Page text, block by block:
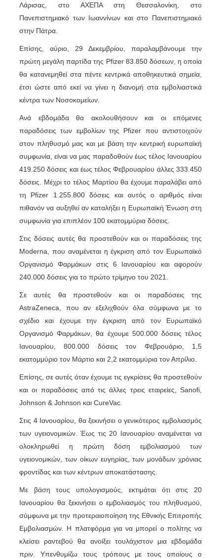
Λάρισας, στο ΑΧΕΠΑ στη Θεσσαλονίκη, στο
Πανεπιστημιακό των Ιωαννίνων και στο Πανεπιστημιακό
στην Πάτρα.
Επίσης, αύριο, 29 Δεκεμβρίου, παραλαμβάνουμε την
πρώτη μεγάλη παρτίδα της Pfizer 83.850 δόσεων, η οποία
θα κατανεμηθεί στα πέντε κεντρικά αποθηκευτικά σημεία,
έτσι ώστε από εκεί να γίνει η διανομή στα εμβολιαστικά
κέντρα των Νοσοκομείων.
Ανά εβδομάδα θα ακολουθήσουν και οι επόμενες
παραδόσεις των εμβολίων της Pfizer που αντιστοιχούν
στον πληθυσμό μας και με βάση την κεντρική ευρωπαϊκή
συμφωνία, είναι να μας παραδοθούν έως τέλος Ιανουαρίου
419.250 δόσεις και έως τέλος Φεβρουαρίου άλλες 333.450
δόσεις. Μέχρι το τέλος Μαρτίου θα έχουμε παραλάβει από
τη Pfizer 1.255.800 δόσεις και αυτός ο αριθμός είναι
πιθανόν να αυξηθεί αν καταλήξει η Ευρωπαϊκή Ένωση στη
συμφωνία για επιπλέον 100 εκατομμύρια δόσεις.
Στις δόσεις αυτές θα προστεθούν και οι παραδόσεις της
Moderna, που αναμένεται η έγκριση από τον Ευρωπαϊκό
Οργανισμό Φαρμάκων στις 6 Ιανουαρίου και αφορούν
240.000 δόσεις για το πρώτο τρίμηνο του 2021.
Σε αυτές θα προστεθούν και οι παραδόσεις της
AstraZeneca, που αν εξελιχθούν όλα σύμφωνα με το
σχέδιο και έχουμε την έγκριση από τον Ευρωπαϊκό
Οργανισμό Φαρμάκων, θα έχουμε 500.000 δόσεις τέλος
Ιανουαρίου, 800.000 δόσεις τον Φεβρουάριο, 1,5
εκατομμύριο τον Μάρτιο και 2,2 εκατομμύρια τον Απρίλιο.
Επίσης, σε αυτές όταν έχουμε τις εγκρίσεις θα προστεθούν
και οι παραδόσεις από τις άλλες τρεις εταιρείες, Sanofi,
Johnson & Johnson και CureVac.
Στις 4 Ιανουαρίου, θα ξεκινήσει ο γενικότερος εμβολιασμός
των υγειονομικών. Έως τις 20 Ιανουαρίου αναμένεται να
ολοκληρωθεί η πρώτη δόση εμβολιασμού των
υγειονομικών, των οίκων ευγηρίας, των μονάδων χρόνιας
φροντίδας και των κέντρων αποκατάστασης.
Με βάση τους υπολογισμούς, εκτιμάται ότι στις 20
Ιανουαρίου θα ξεκινήσει ο εμβολιασμός του πληθυσμού,
σύμφωνα με την προτεραιοποίηση της Εθνικής Επιτροπής
Εμβολιασμών. Η πλατφόρμα για να μπορεί ο πολίτης να
κλείσει ραντεβού θα ανοίξει τουλάχιστον μια εβδομάδα
πριν. Υπενθυμίζω τους τρόπους με τους οποίους ο